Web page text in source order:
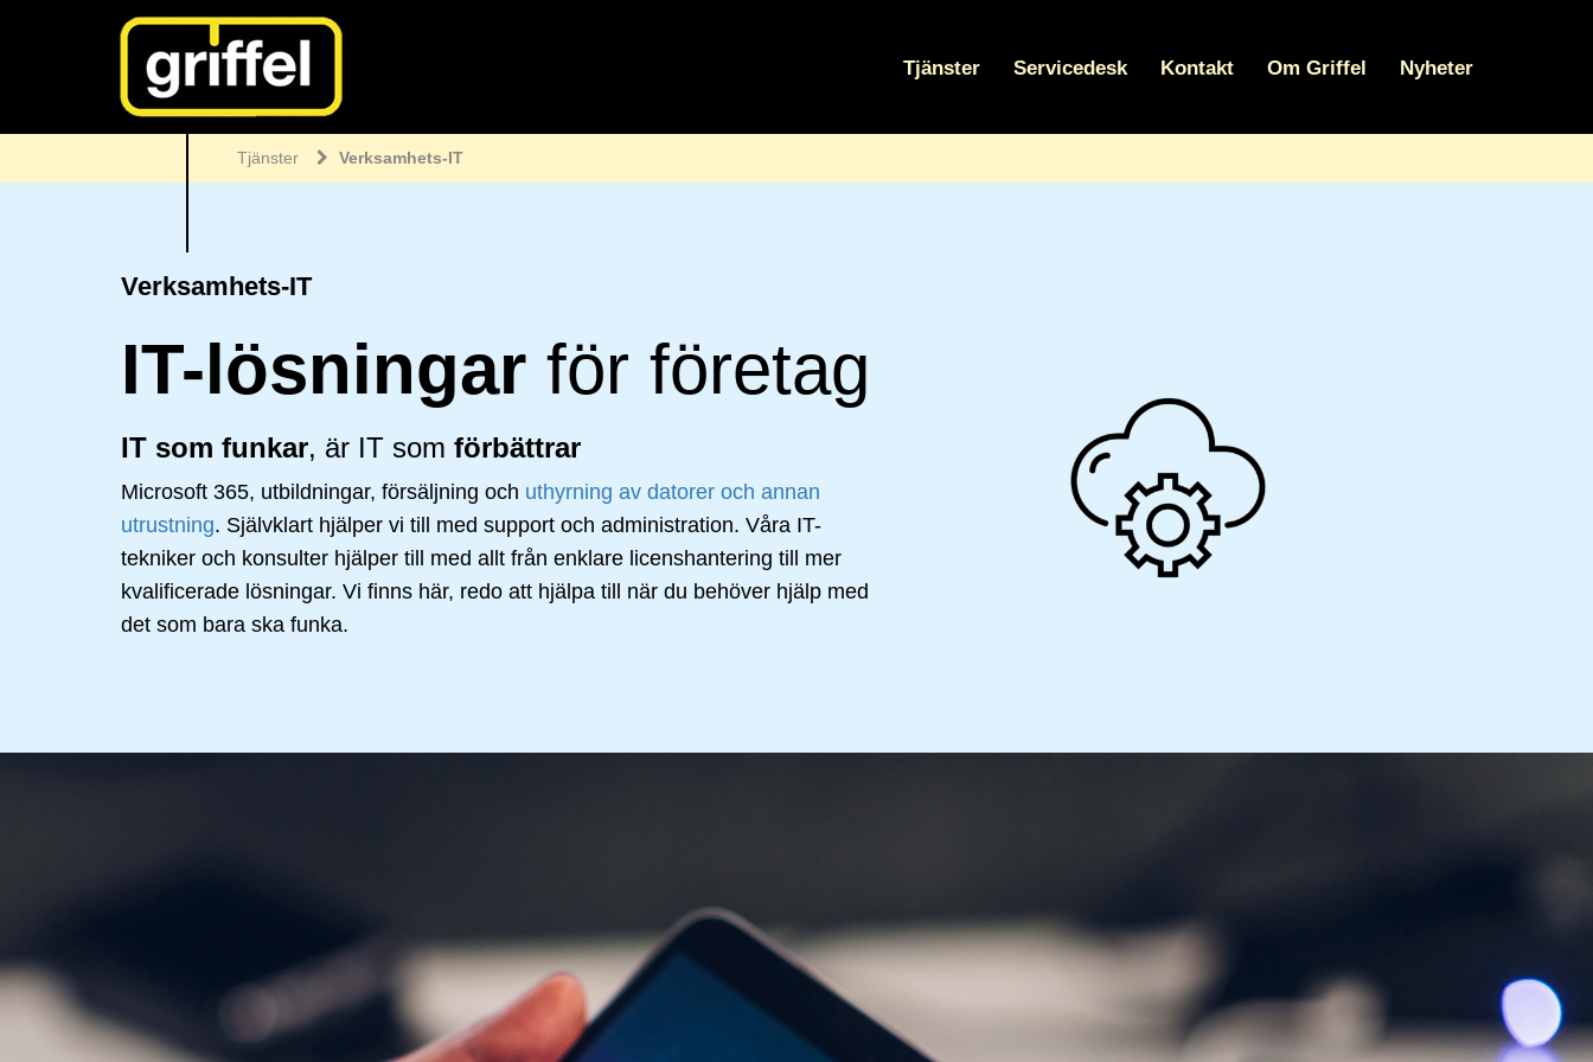
Tjänster Servicedesk Kontakt Om Griffel Nyheter
Tjänster Verksamhets-IT
Verksamhets-IT
IT-lösningar för företag
IT som funkar, är IT som förbättrar
Microsoft 365, utbildningar, försäljning och uthyrning av datorer och annan
utrustning. Självklart hjälper vi till med support och administration. Våra IT-
tekniker och konsulter hjälper till med allt från enklare licenshantering till mer
kvalificerade lösningar. Vi finns här, redo att hjälpa till när du behöver hjälp med
det som bara ska funka.